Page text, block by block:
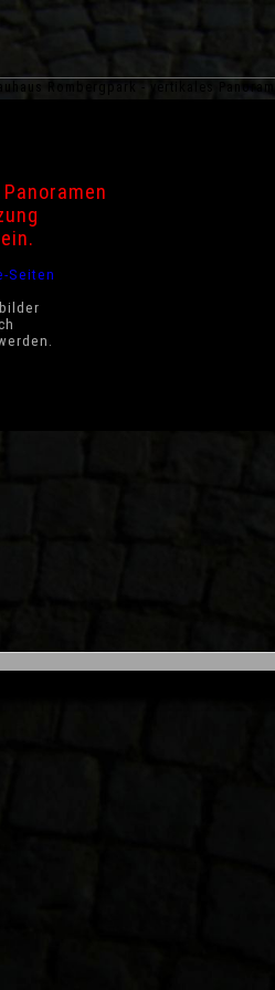
Rombergpark - vertikales Panorama
Seiten